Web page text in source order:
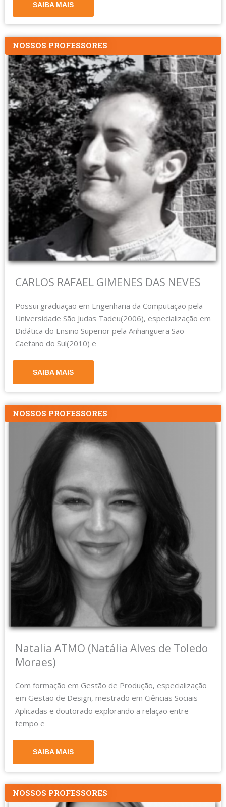
SAIBA MAIS
NOSSOS PROFESSORES
CARLOS RAFAEL GIMENES DAS NEVES
Possui graduação em Engenharia da Computação pela
Universidade São Judas Tadeu(2006), especialização em
Didática do Ensino Superior pela Anhanguera São
Caetano do Sul(2010) e
SAIBA MAIS
NOSSOS PROFESSORES
Natalia ATMO (Natália Alves de Toledo
Moraes)
Com formação em Gestão de Produção, especialização
em Gestão de Design, mestrado em Ciências Sociais
Aplicadas e doutorado explorando a relação entre
tempo e
SAIBA MAIS
NOSSOS PROFESSORES